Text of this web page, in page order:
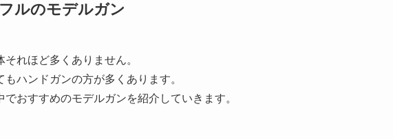
ルのモデルガン
れほど多くありません。
ハンドガンの方が多くあります。
おすすめのモデルガンを紹介していきます。